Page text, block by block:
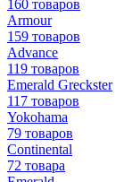
160 товаров
Armour
159 товаров
Advance
119 товаров
Emerald Greckster
117 товаров
Yokohama
79 товаров
Continental
72 товара